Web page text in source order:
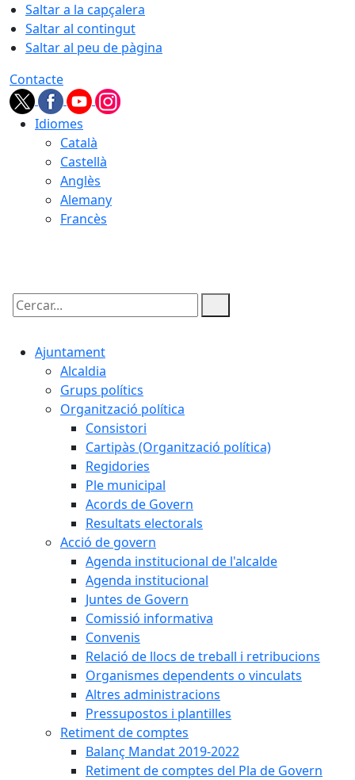
Saltar a la capçalera
Saltar al contingut
Saltar al peu de pàgina
Contacte
Idiomes
Català
Castellà
Anglès
Alemany
Francès
Cercar:
Ajuntament
Alcaldia
Grups polítics
Organització política
Consistori
Cartipàs (Organització política)
Regidories
Ple municipal
Acords de Govern
Resultats electorals
Acció de govern
Agenda institucional de l'alcalde
Agenda institucional
Juntes de Govern
Comissió informativa
Convenis
Relació de llocs de treball i retribucions
Organismes dependents o vinculats
Altres administracions
Pressupostos i plantilles
Retiment de comptes
Balanç Mandat 2019-2022
Retiment de comptes del Pla de Govern